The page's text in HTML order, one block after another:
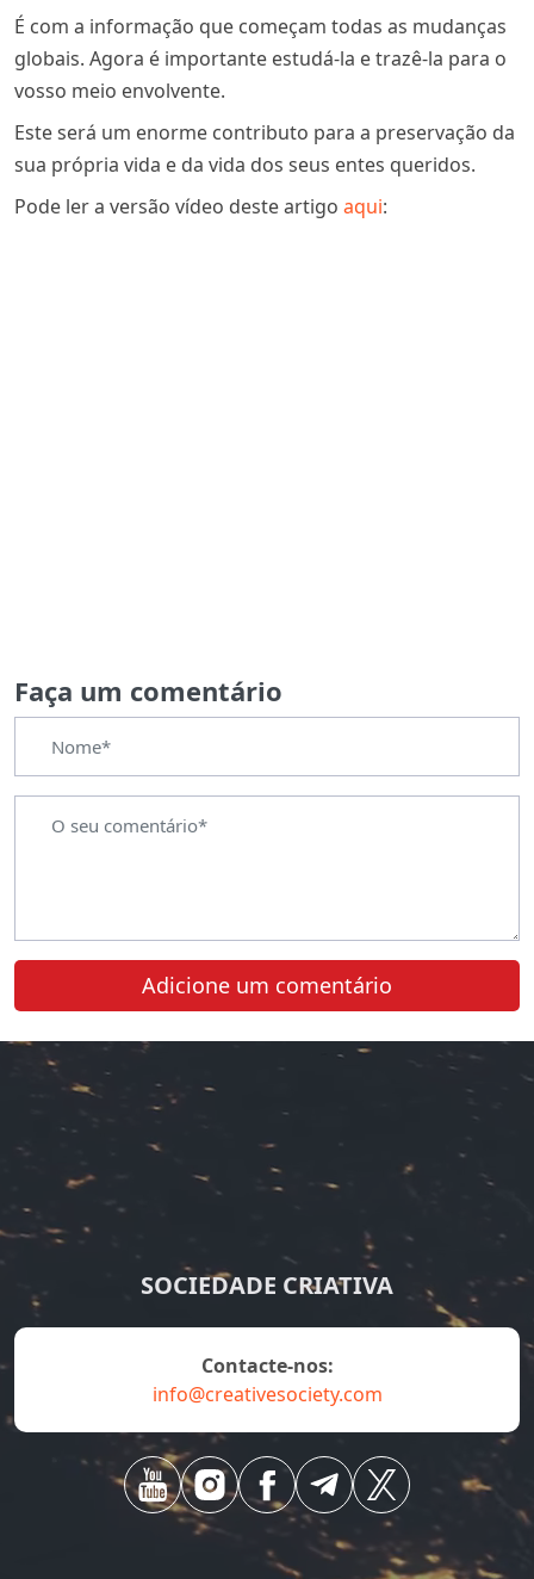
É com a informação que começam todas as mudanças
globais. Agora é importante estudá-la e trazê-la para o
vosso meio envolvente.
Este será um enorme contributo para a preservação da
sua própria vida e da vida dos seus entes queridos.
Pode ler a versão vídeo deste artigo aqui:
Faça um comentário
Adicione um comentário
SOCIEDADE CRIATIVA
Contacte-nos:
info@creativesociety.com